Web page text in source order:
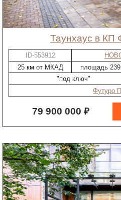
таунхаус в КП
ID-553912
25 км от МКАД
площадь
"под ключ"
Футуро
79 900 000 ₽